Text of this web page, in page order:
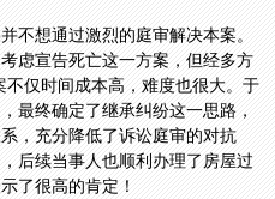
不想通过激烈的庭审解决本案。
虑宣告死亡这一方案，但经多方
仅时间成本高，难度也很大。于
最终确定了继承纠纷这一思路，
，充分降低了诉讼庭审的对抗
后续当事人也顺利办理了房屋过
了很高的肯定！